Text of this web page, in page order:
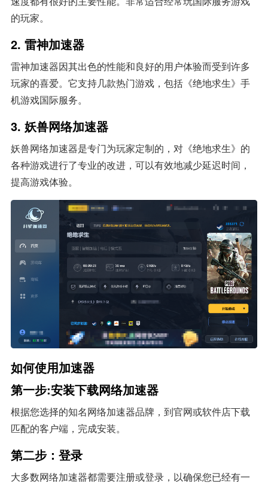
的玩家。
2. 雷神加速器
雷神加速器因其出色的性能和良好的用户体验而受到许多
玩家的喜爱。它支持几款热门游戏，包括《绝地求生》手
机游戏国际服务。
3. 妖兽网络加速器
妖兽网络加速器是专门为玩家定制的，对《绝地求生》的
各种游戏进行了专业的改进，可以有效地减少延迟时间，
提高游戏体验。
如何使用加速器
第一步:安装下载网络加速器
根据您选择的知名网络加速器品牌，到官网或软件店下载
匹配的客户端，完成安装。
第二步：登录
大多数网络加速器都需要注册或登录，以确保您已经有一